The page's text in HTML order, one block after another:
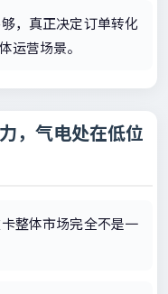
，真正决定订单转化
运营场景。
，气电处在低位
整体市场完全不是一